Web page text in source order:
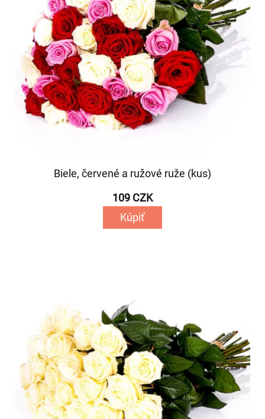
Biele, červené a ružové ruže (kus)
109 CZK
Kúpiť